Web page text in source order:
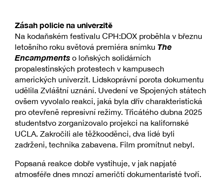
Zásah policie na univerzitě
Na kodaňském festivalu CPH:DOX proběhla v březnu
letošního roku světová premiéra snímku The
Encampments o loňských solidárních
propalestinských protestech v kampusech
amerických univerzit. Lidskoprávní porota dokumentu
udělila Zvláštní uznání. Uvedení ve Spojených státech
ovšem vyvolalo reakci, jaká byla dřív charakteristická
pro otevřeně represivní režimy. Třicátého dubna 2025
studentstvo zorganizovalo projekci na kalifornské
UCLA. Zakročili ale těžkooděnci, dva lidé byli
zadrženi, technika zabavena. Film promítnut nebyl.
Popsaná reakce dobře vystihuje, v jak napjaté
atmosféře dnes mnozí američtí dokumentaristé tvoří.